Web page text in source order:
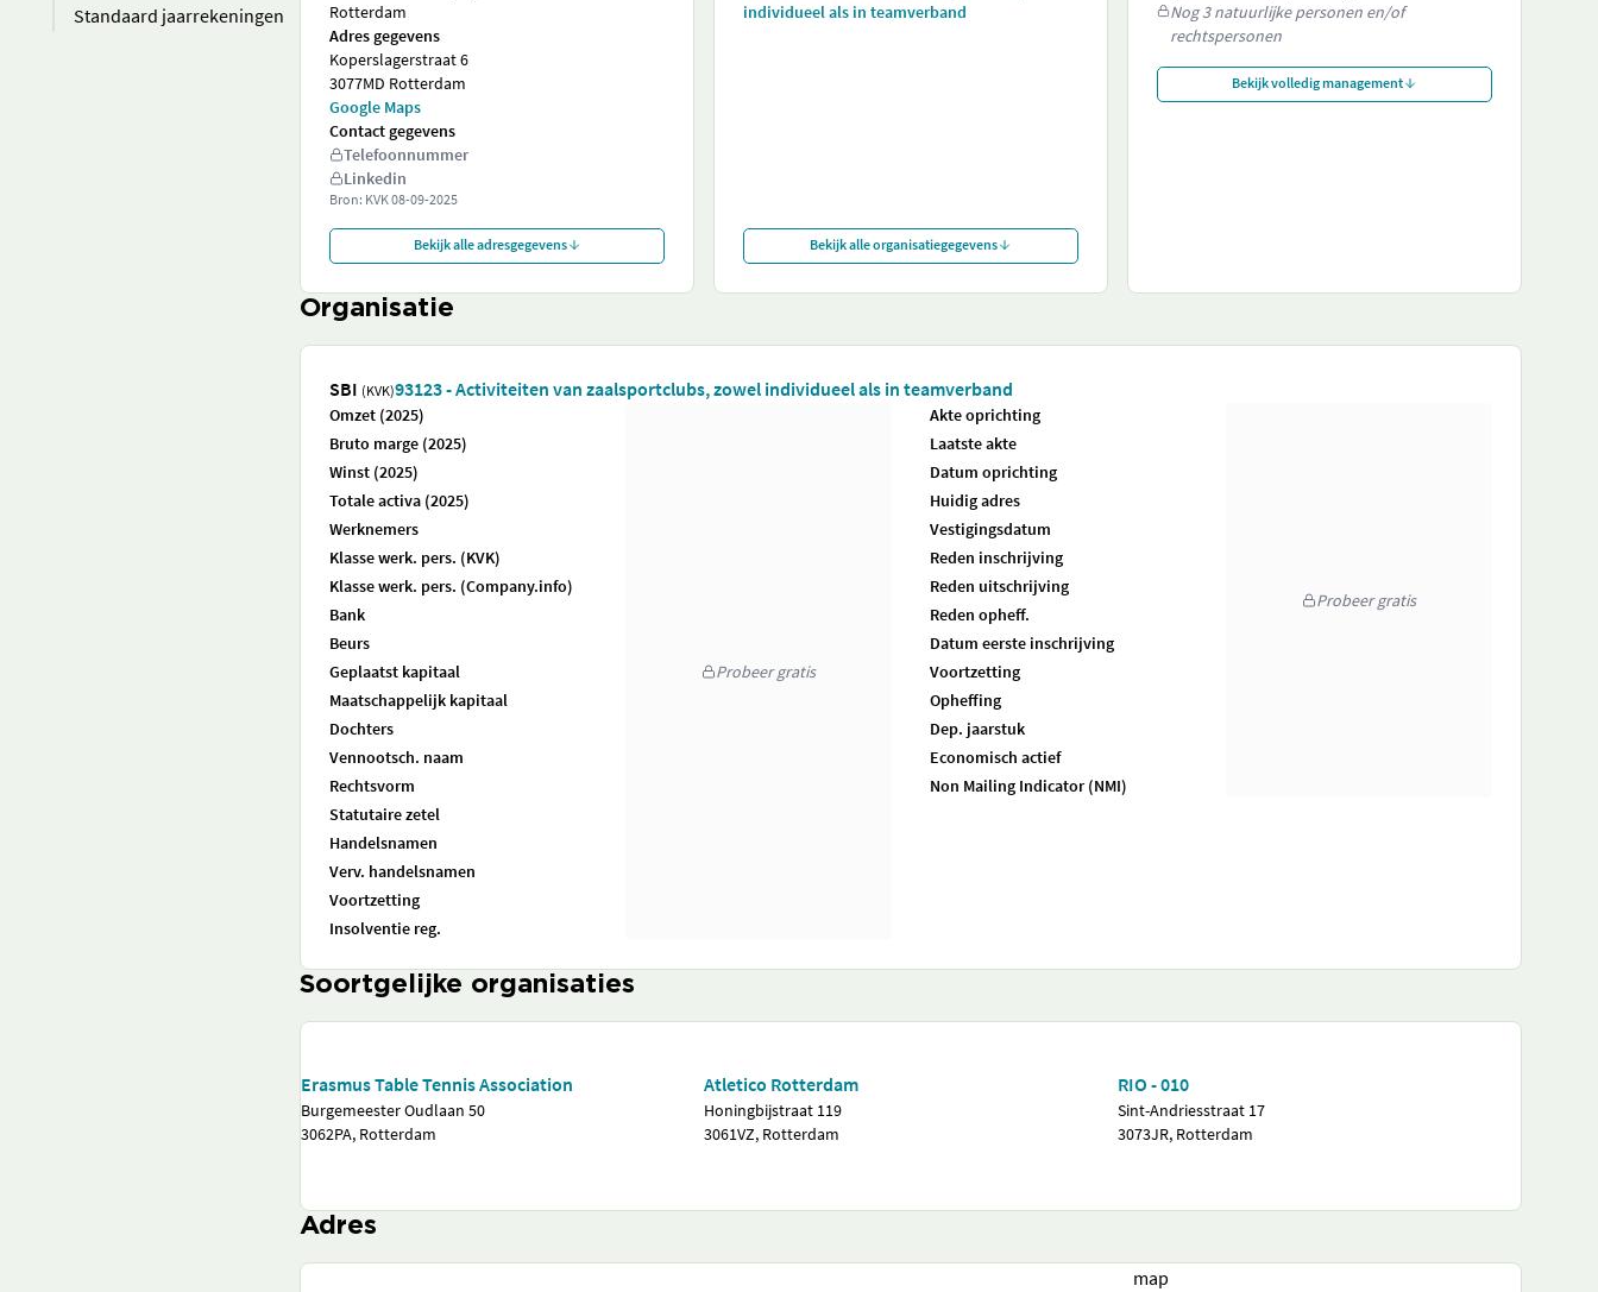
Standaard jaarrekeningen
Rotterdam
Adres gegevens
Koperslagerstraat 6
3077MD Rotterdam
Google Maps
Contact gegevens
Telefoonnummer
Linkedin
Bron: KVK08-09-2025
Bekijk alle adresgegevens
individueel als in teamverband
Bekijk alle organisatiegegevens
Nog 3 natuurlijke personen en/of
rechtspersonen
Bekijk volledig management
Organisatie
SBI (KVK)93123 - Activiteiten van zaalsportclubs, zowel individueel als in teamverband
Omzet (2025)
Bruto marge (2025)
Winst (2025)
Totale activa (2025)
Werknemers
Klasse werk. pers. (KVK)
Klasse werk. pers. (Company.info)
Bank
Beurs
Geplaatst kapitaal
Maatschappelijk kapitaal
Dochters
Vennootsch. naam
Rechtsvorm
Statutaire zetel
Handelsnamen
Verv. handelsnamen
Voortzetting
Insolventie reg.
Probeer gratis
Akte oprichting
Laatste akte
Datum oprichting
Huidig adres
Vestigingsdatum
Reden inschrijving
Reden uitschrijving
Reden opheff.
Datum eerste inschrijving
Voortzetting
Opheffing
Dep. jaarstuk
Economisch actief
Non Mailing Indicator (NMI)
Probeer gratis
Soortgelijke organisaties
Erasmus Table Tennis Association
Burgemeester Oudlaan 50
3062PA, Rotterdam
Atletico Rotterdam
Honingbijstraat 119
3061VZ, Rotterdam
RIO - 010
Sint-Andriesstraat 17
3073JR, Rotterdam
Adres
map